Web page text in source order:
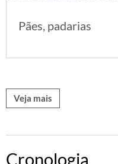
Pães, padarias
Veja mais
Cronologia